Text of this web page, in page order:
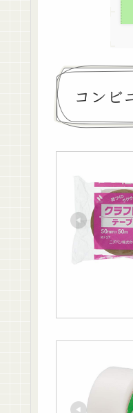
コンビ